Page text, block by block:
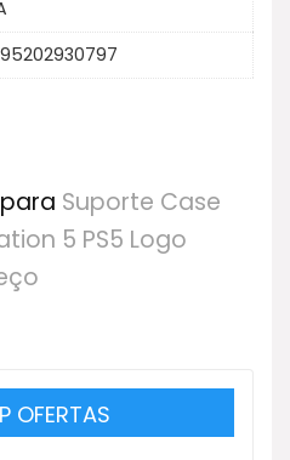
Suporte Case
5 PS5 Logo
OFERTAS